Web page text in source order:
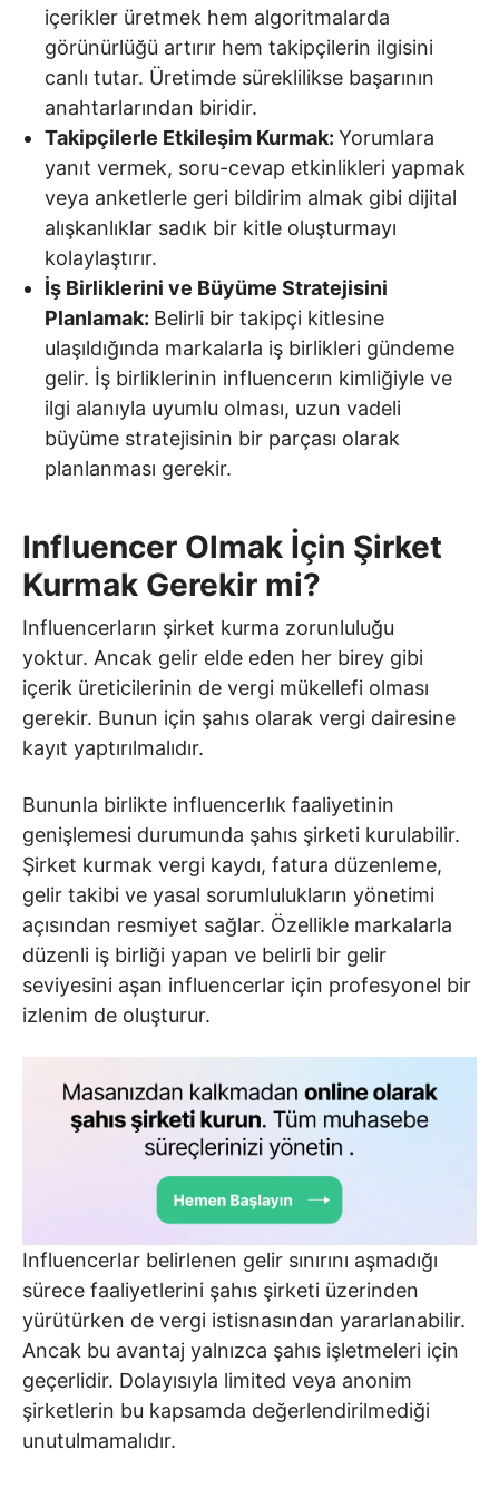
içerikler üretmek hem algoritmalarda
görünürlüğü artırır hem takipçilerin ilgisini
canlı tutar. Üretimde süreklilikse başarının
anahtarlarından biridir.
Takipçilerle Etkileşim Kurmak: Yorumlara
yanıt vermek, soru-cevap etkinlikleri yapmak
veya anketlerle geri bildirim almak gibi dijital
alışkanlıklar sadık bir kitle oluşturmayı
kolaylaştırır.
İş Birliklerini ve Büyüme Stratejisini
Planlamak: Belirli bir takipçi kitlesine
ulaşıldığında markalarla iş birlikleri gündeme
gelir. İş birliklerinin influencerın kimliğiyle ve
ilgi alanıyla uyumlu olması, uzun vadeli
büyüme stratejisinin bir parçası olarak
planlanması gerekir.
Influencer Olmak İçin Şirket
Kurmak Gerekir mi?
Influencerların şirket kurma zorunluluğu
yoktur. Ancak gelir elde eden her birey gibi
içerik üreticilerinin de vergi mükellefi olması
gerekir. Bunun için şahıs olarak vergi dairesine
kayıt yaptırılmalıdır.
Bununla birlikte influencerlık faaliyetinin
genişlemesi durumunda şahıs şirketi kurulabilir.
Şirket kurmak vergi kaydı, fatura düzenleme,
gelir takibi ve yasal sorumlulukların yönetimi
açısından resmiyet sağlar. Özellikle markalarla
düzenli iş birliği yapan ve belirli bir gelir
seviyesini aşan influencerlar için profesyonel bir
izlenim de oluşturur.
Influencerlar belirlenen gelir sınırını aşmadığı
sürece faaliyetlerini şahıs şirketi üzerinden
yürütürken de vergi istisnasından yararlanabilir.
Ancak bu avantaj yalnızca şahıs işletmeleri için
geçerlidir. Dolayısıyla limited veya anonim
şirketlerin bu kapsamda değerlendirilmediği
unutulmamalıdır.